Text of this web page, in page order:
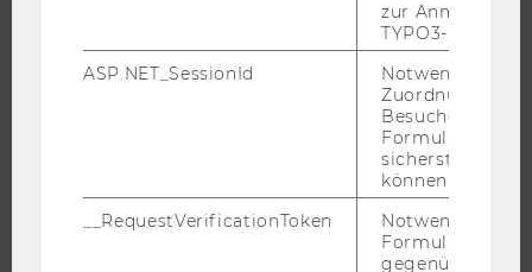
STUDIERENDE
zur Anmeldung
TYPO3-Backend.
ASP.NET_SessionId
Notwendig, um
Zuordnung von
Besucher zu
sicherstellen zu
können.
__RequestVerificationToken
Notwendig, um
gegenüber